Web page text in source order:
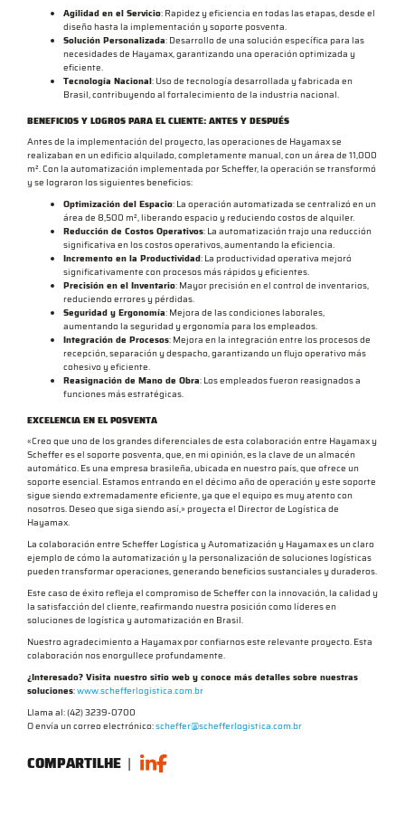
Agilidad en el Servicio: Rapidez y eficiencia en todas las etapas, desde el
diseño hasta la implementación y soporte posventa.
Solución Personalizada: Desarrollo de una solución específica para las
necesidades de Hayamax, garantizando una operación optimizada y
eficiente.
Tecnología Nacional: Uso de tecnología desarrollada y fabricada en
Brasil, contribuyendo al fortalecimiento de la industria nacional.
BENEFICIOS Y LOGROS PARA EL CLIENTE: ANTES Y DESPUÉS
Antes de la implementación del proyecto, las operaciones de Hayamax se
realizaban en un edificio alquilado, completamente manual, con un área de 11,000
m². Con la automatización implementada por Scheffer, la operación se transformó
y se lograron los siguientes beneficios:
Optimización del Espacio: La operación automatizada se centralizó en un
área de 8,500 m², liberando espacio y reduciendo costos de alquiler.
Reducción de Costos Operativos: La automatización trajo una reducción
significativa en los costos operativos, aumentando la eficiencia.
Incremento en la Productividad: La productividad operativa mejoró
significativamente con procesos más rápidos y eficientes.
Precisión en el Inventario: Mayor precisión en el control de inventarios,
reduciendo errores y pérdidas.
Seguridad y Ergonomía: Mejora de las condiciones laborales,
aumentando la seguridad y ergonomía para los empleados.
Integración de Procesos: Mejora en la integración entre los procesos de
recepción, separación y despacho, garantizando un flujo operativo más
cohesivo y eficiente.
Reasignación de Mano de Obra: Los empleados fueron reasignados a
funciones más estratégicas.
EXCELENCIA EN EL POSVENTA
«Creo que uno de los grandes diferenciales de esta colaboración entre Hayamax y
Scheffer es el soporte posventa, que, en mi opinión, es la clave de un almacén
automático. Es una empresa brasileña, ubicada en nuestro país, que ofrece un
soporte esencial. Estamos entrando en el décimo año de operación y este soporte
sigue siendo extremadamente eficiente, ya que el equipo es muy atento con
nosotros. Deseo que siga siendo así,» proyecta el Director de Logística de
Hayamax.
La colaboración entre Scheffer Logística y Automatización y Hayamax es un claro
ejemplo de cómo la automatización y la personalización de soluciones logísticas
pueden transformar operaciones, generando beneficios sustanciales y duraderos.
Este caso de éxito refleja el compromiso de Scheffer con la innovación, la calidad y
la satisfacción del cliente, reafirmando nuestra posición como líderes en
soluciones de logística y automatización en Brasil.
Nuestro agradecimiento a Hayamax por confiarnos este relevante proyecto. Esta
colaboración nos enorgullece profundamente.
¿Interesado? Visita nuestro sitio web y conoce más detalles sobre nuestras
soluciones:www.schefferlogistica.com.br
Llama al: (42) 3239-0700
O envía un correo electrónico:scheffer@schefferlogistica.com.br
COMPARTILHE |